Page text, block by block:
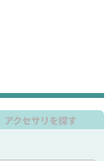
アクセサリを探す